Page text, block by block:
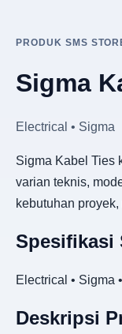
PRODUK SMS
Sigma
Electrical • Sigma
Sigma Kabel Ties
varian teknis,
kebutuhan
Spesifikasi
Electrical • Sigma
Deskripsi